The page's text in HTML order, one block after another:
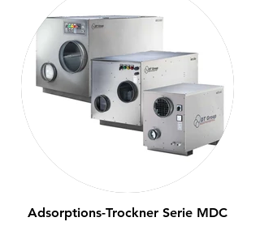
Adsorptions-Trockner Serie MDC